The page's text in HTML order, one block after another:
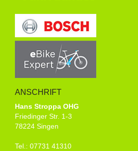
ANSCHRIFT
Hans Stroppa OHG
Friedinger Str. 1-3
78224 Singen
Tel.: 07731 41310